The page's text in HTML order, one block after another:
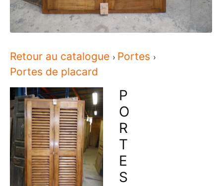
Retour au catalogue
Portes
Portes de placard
P
O
R
T
E
S